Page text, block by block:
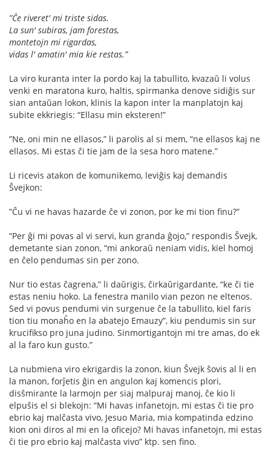
”Ĉe riveret' mi triste sidas.
La sun' subiras, jam forestas,
montetojn mi rigardas,
vidas l' amatin' mia kie restas.”
La viro kuranta inter la pordo kaj la tabullito, kvazaŭ li volus
venki en maratona kuro, haltis, spirmanka denove sidiĝis sur
sian antaŭan lokon, klinis la kapon inter la manplatojn kaj
subite ekkriegis: “Ellasu min eksteren!”
”Ne, oni min ne ellasos,” li parolis al si mem, “ne ellasos kaj ne
ellasos. Mi estas ĉi tie jam de la sesa horo matene.”
Li ricevis atakon de komunikemo, leviĝis kaj demandis
Ŝvejkon:
”Ĉu vi ne havas hazarde ĉe vi zonon, por ke mi tion ﬁnu?”
“Per ĝi mi povas al vi servi, kun granda ĝojo,” respondis Ŝvejk,
demetante sian zonon, “mi ankoraŭ neniam vidis, kiel homoj
en ĉelo pendumas sin per zono.
Nur tio estas ĉagrena,” li daŭrigis, ĉirkaŭrigardante, “ke ĉi tie
estas neniu hoko. La fenestra manilo vian pezon ne eltenos.
Sed vi povus pendumi vin surgenue ĉe la tabullito, kiel faris
tion tiu monaĥo en la abatejo Emauzy”, kiu pendumis sin sur
kruciﬁkso pro juna judino. Sinmortigantojn mi tre amas, do ek
al la faro kun gusto.”
La nubmiena viro ekrigardis la zonon, kiun Ŝvejk ŝovis al li en
la manon, forĵetis ĝin en angulon kaj komencis plori,
disŝmirante la larmojn per siaj malpuraj manoj, ĉe kio li
elpuŝis el si blekojn: “Mi havas infanetojn, mi estas ĉi tie pro
ebrio kaj malĉasta vivo, Jesuo Maria, mia kompatinda edzino
kion oni diros al mi en la oﬁcejo? Mi havas infanetojn, mi estas
ĉi tie pro ebrio kaj malĉasta vivo” ktp. sen ﬁno.